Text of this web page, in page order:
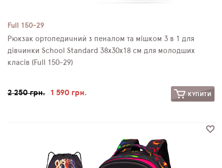
Full 150-29
Рюкзак ортопедичний з пеналом та мішком 3 в 1 для
дівчинки School Standard 38х30х18 см для молодших
класів (Full 150-29)
2 250 грн. 1 590 грн. КУПИТИ